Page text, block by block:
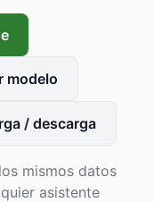
modelo
/ descarga
mismos datos
asistente